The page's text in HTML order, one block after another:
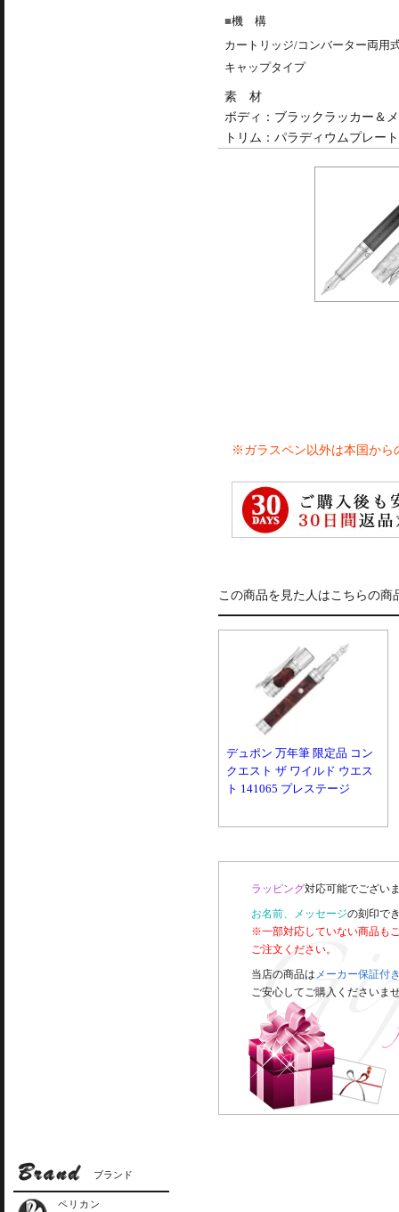
機 構
カートリッジ/コンバーター両用
キャップタイプ
素 材
ボディ：ブラックラッカー＆
トリム：パラディウムプレート
※ガラスペン以外は本国から
この商品を見た人はこちらの商
デュポン 万年筆 限定品 コン
クエスト ザ ワイルド ウエス
ト 141065 プレステージ
ラッピング対応可能でござい
お名前、メッセージの刻印で
※一部対応していない商品も
ご注文ください。
当店の商品は メーカー保証付
ご安心してご購入くださいま
ブランド
ペリカン